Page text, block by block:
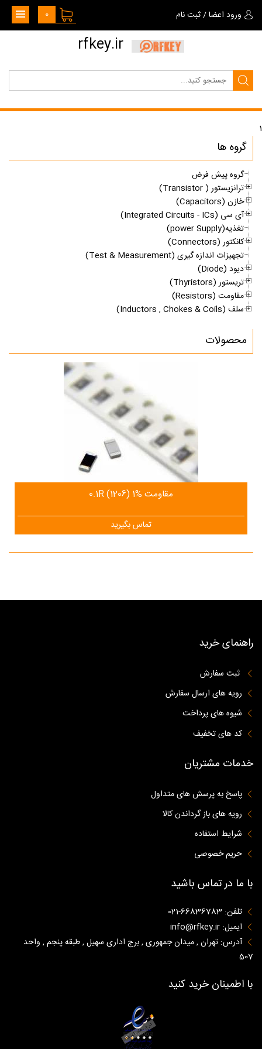
ورود اعضا/ثبت نام 0
rfkey.ir
1
گروه ها
گروه پیش فرض
ترانزیستور ( Transistor)
خازن (Capacitors)
آی سی (Integrated Circuits - ICs)
تغذیه(power Supply)
کانکتور (Connectors)
تجهیزات اندازه گیری (Test & Measurement)
دیود (ِDiode)
تریستور (Thyristors)
مقاومت (Resistors)
سلف (Inductors , Chokes & Coils)
محصولات
مقاومت 0.1R (1206) 1%
تماس بگیرید
راهنمای خرید
ثبت سفارش
رویه های ارسال سفارش
شیوه های پرداخت
کد های تخفیف
خدمات مشتریان
پاسخ به پرسش های متداول
رویه های باز گرداندن کالا
شرایط استفاده
حریم خصوصی
با ما در تماس باشید
تلفن: 66836783-021
ایمیل: info@rfkey.ir
آدرس: تهران , میدان جمهوری , برج اداری سهیل , طبقه پنجم , واحد
507
با اطمینان خرید کنید